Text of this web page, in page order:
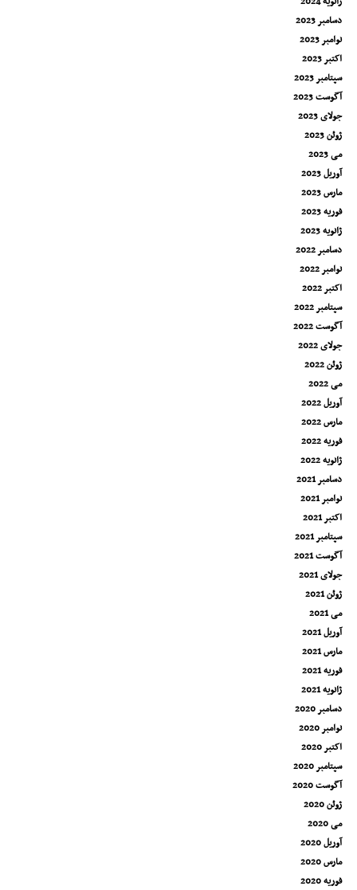
دسامبر 2023
نوامبر 2023
اکتبر 2023
سپتامبر 2023
آگوست 2023
جولای 2023
ژوئن 2023
می 2023
آوریل 2023
مارس 2023
فوریه 2023
ژانویه 2023
دسامبر 2022
نوامبر 2022
اکتبر 2022
سپتامبر 2022
آگوست 2022
جولای 2022
ژوئن 2022
می 2022
آوریل 2022
مارس 2022
فوریه 2022
ژانویه 2022
دسامبر 2021
نوامبر 2021
اکتبر 2021
سپتامبر 2021
آگوست 2021
جولای 2021
ژوئن 2021
می 2021
آوریل 2021
مارس 2021
فوریه 2021
ژانویه 2021
دسامبر 2020
نوامبر 2020
اکتبر 2020
سپتامبر 2020
آگوست 2020
ژوئن 2020
می 2020
آوریل 2020
مارس 2020
فوریه 2020